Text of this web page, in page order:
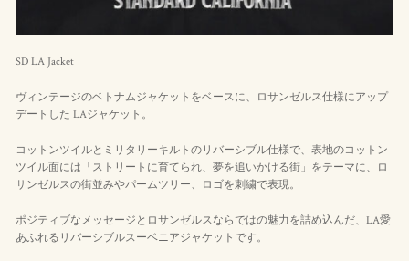
SD LA Jacket
ヴィンテージのベトナムジャケットをベースに、ロサンゼルス仕様にアップ
デートした LAジャケット。
コットンツイルとミリタリーキルトのリバーシブル仕様で、表地のコットン
ツイル面には「ストリートに育てられ、夢を追いかける街」をテーマに、ロ
サンゼルスの街並みやパームツリー、ロゴを刺繍で表現。
ポジティブなメッセージとロサンゼルスならではの魅力を詰め込んだ、LA愛
あふれるリバーシブルスーベニアジャケットです。